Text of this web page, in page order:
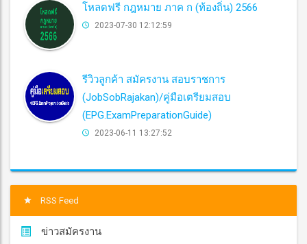
โหลดฟรี กฎหมาย ภาค ก (ท้องถิ่น) 2566
2023-07-30 12:12:59
รีวิวลูกค้า สมัครงาน สอบราชการ
(JobSobRajakan)/คู่มือเตรียมสอบ
(EPG.ExamPreparationGuide)
2023-06-11 13:27:52
RSS Feed
ข่าวสมัครงาน